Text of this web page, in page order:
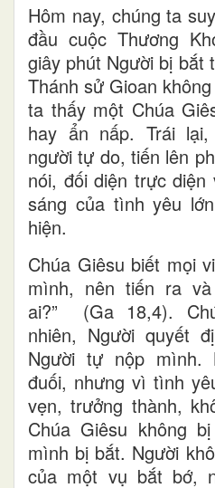
Hôm nay, chúng ta
đầu cuộc Thương
giây phút Người bị bắt
Thánh sử Gioan
ta thấy một Chúa
hay ẩn nấp. Trái
người tự do, tiến lên
nói, đối diện trực
sáng của tình yêu
hiện.
Chúa Giêsu biết mọi
mình, nên tiến ra
ai?”
(Ga 18,4).
nhiên, Người quyết
Người tự nộp mình.
đuối, nhưng vì tình
vẹn, trưởng thành,
Chúa Giêsu không
mình bị bắt. Người
của một vụ bắt bớ,